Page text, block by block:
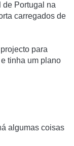
de Portugal na
carregados de
para
tinha um plano
algumas coisas